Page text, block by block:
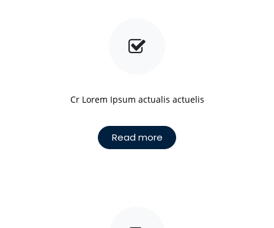
Cr Lorem Ipsum actualis actuelis
Read more